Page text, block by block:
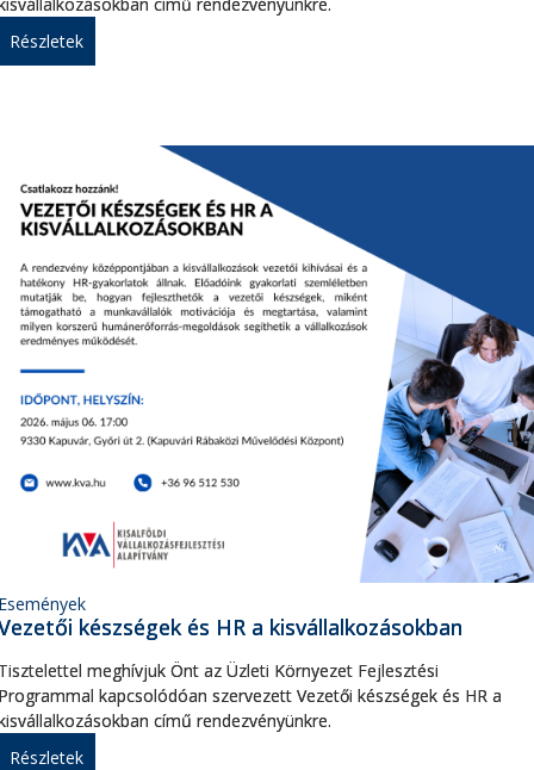
Részletek
készségek és HR a kisvállalkozásokban
meghívjuk Önt az Üzleti Környezet Fejlesztési
kapcsolódóan szervezett Vezetői készségek és HR a
című rendezvényünkre.
Részletek